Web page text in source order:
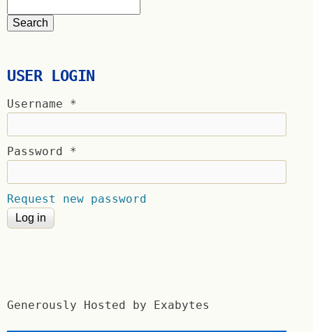
USER LOGIN
Username *
Password *
Request new password
Generously Hosted by Exabytes